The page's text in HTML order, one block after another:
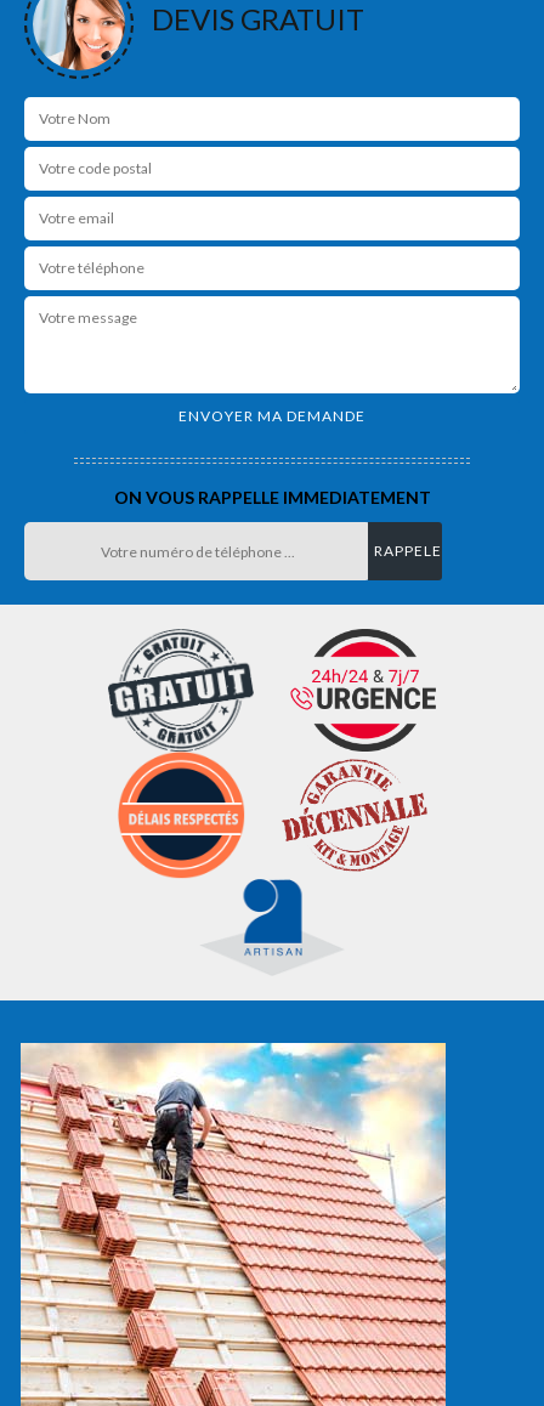
DEVIS GRATUIT
ON VOUS RAPPELLE IMMEDIATEMENT